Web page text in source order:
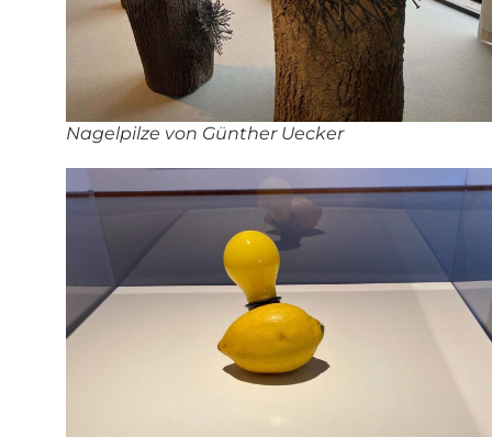
Nagelpilze von Günther Uecker